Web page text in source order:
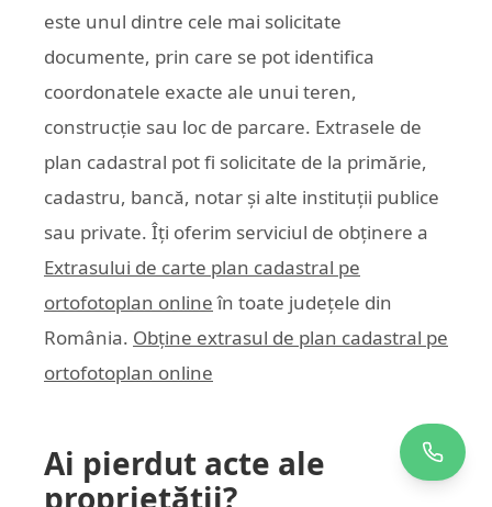
este unul dintre cele mai solicitate
documente, prin care se pot identifica
coordonatele exacte ale unui teren,
construcție sau loc de parcare. Extrasele de
plan cadastral pot fi solicitate de la primărie,
cadastru, bancă, notar și alte instituții publice
sau private. Îți oferim serviciul de obținere a
Extrasului de carte plan cadastral pe
ortofotoplan online în toate județele din
România. Obține extrasul de plan cadastral pe
ortofotoplan online
Ai pierdut acte ale
proprietății?